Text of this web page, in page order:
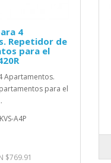
4
Repetidor de
para el
Apartamentos.
para el
A4P
$769.91